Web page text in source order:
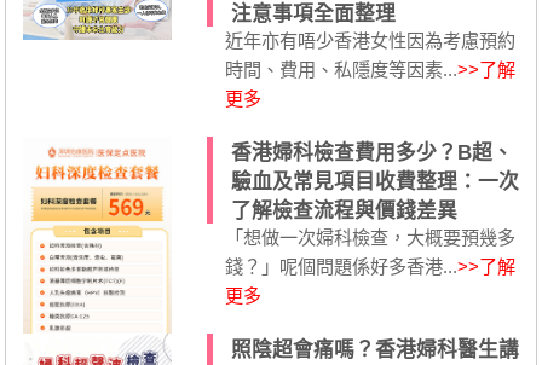
注意事項全面整理
近年亦有唔少香港女性因為考慮預約
時間、費用、私隱度等因素...>>了解
更多
香港婦科檢查費用多少？B超、
驗血及常見項目收費整理：一次
了解檢查流程與價錢差異
「想做一次婦科檢查，大概要預幾多
錢？」呢個問題係好多香港...>>了解
更多
照陰超會痛嗎？香港婦科醫生講